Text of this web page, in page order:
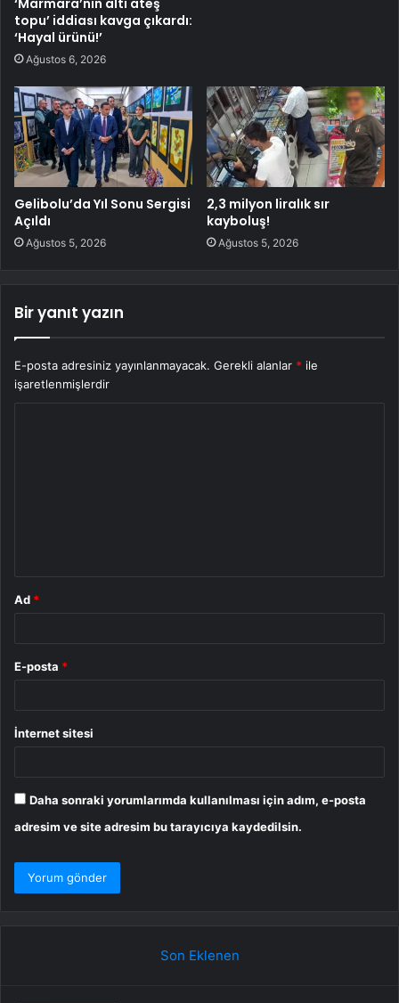
‘Marmara’nın altı ateş
topu’ iddiası kavga çıkardı:
‘Hayal ürünü!’
Ağustos 6, 2026
Gelibolu’da Yıl Sonu Sergisi
Açıldı
Ağustos 5, 2026
2,3 milyon liralık sır
kayboluş!
Ağustos 5, 2026
Bir yanıt yazın
E-posta adresiniz yayınlanmayacak. Gerekli alanlar * ile
işaretlenmişlerdir
Ad *
E-posta *
İnternet sitesi
Daha sonraki yorumlarımda kullanılması için adım, e-posta
adresim ve site adresim bu tarayıcıya kaydedilsin.
Son Eklenen